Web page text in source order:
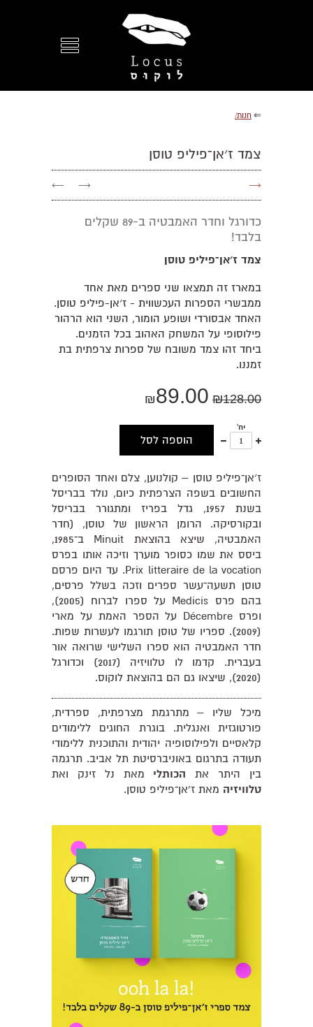
⇐ חנות/
צמד ז׳אן־פיליפ טוסן
→
→
←
כדורגל וחדר האמבטיה ב-89 שקלים
בלבד!
צמד ז׳אן־פיליפ טוסן
במארז זה תמצאו שני ספרים מאת אחד
ממבשרי הספרות העכשווית - ז׳אן-פיליפ טוסן.
האחד אבסורדי ושופע הומור, השני הוא הרהור
פילוסופי על המשחק האהוב בכל הזמנים.
ביחד זהו צמד משובח של ספרות צרפתית בת
זמננו.
₪128.00
₪89.00
יח'
עוד
אחד
הוספה לסל
ז׳אן־פיליפ טוסן – קולנוען, צלם ואחד הסופרים
החשובים בשפה הצרפתית כיום, נולד בבריסל
בשנת 1957, גדל בפריז ומתגורר בבריסל
ובקורסיקה. הרומן הראשון של טוסן, (חדר
האמבטיה, שיצא בהוצאת Minuit ב־1985,
ביסס את שמו כסופר מוערך וזיכה אותו בפרס
Prix litteraire de la vocation. עד היום פרסם
טוסן תשעה־עשר ספרים וזכה בשלל פרסים,
בהם פרס Medicis על ספרו לברוח (2005),
ופרס Décembre על הספר האמת על מארי
(2009). ספריו של טוסן תורגמו לעשרות שפות.
חדר האמבטיה הוא ספרו השלישי שרואה אור
בעברית. קדמו לו טלוויזיה (2017) וכדורגל
(2020), שיצאו גם הם בהוצאת לוקוס.
מיכל שליו – מתרגמת מצרפתית, ספרדית,
פורטוגזית ואנגלית. בוגרת החוגים ללימודים
קלאסיים ולפילוסופיה יהודית והתוכנית ללימודי
תעודה בתרגום באוניברסיטת תל אביב. תרגמה
בין היתר את הכותלי מאת נל זינק ואת
טלוויזיה מאת ז'אן־פיליפ טוסן.